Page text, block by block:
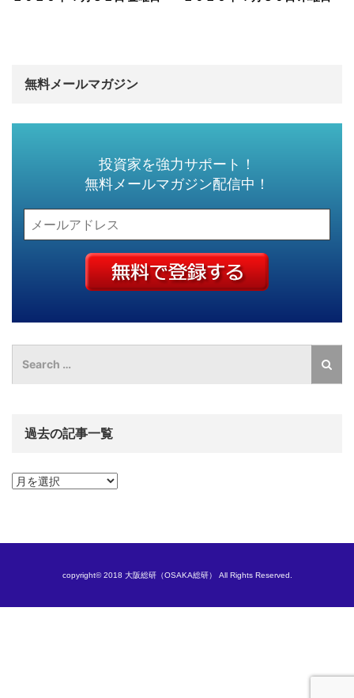
無料メールマガジン
投資家を強力サポート！
無料メールマガジン配信中！
過去の記事一覧
過
事
copyright© 2018 大阪総研（OSAKA総研） All Rights Reserved.